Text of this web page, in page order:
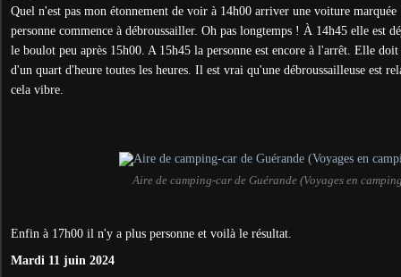
Quel n'est pas mon étonnement de voir à 14h00 arriver une voiture
personne commence à débroussailler. Oh pas longtemps ! À 14h45 elle est
le boulot peu après 15h00. A 15h45 la personne est encore à l'arrêt. Elle doit
d'un quart d'heure toutes les heures. Il est vrai qu'une débroussailleuse est
cela vibre.
Aire de camping-car de Guérande (Voyages en
Enfin à 17h00 il n'y a plus personne et voilà le résultat.
Mardi 11 juin 2024